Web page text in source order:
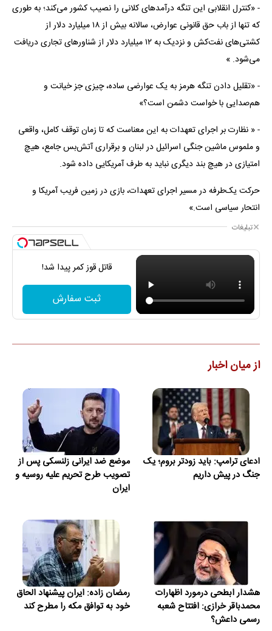
- «کنترل انقلابی این تنگه درآمدهای کلانی را نصیب کشور می‌کند؛ به طوری
که تنها از باب حق قانونی عوارض، سالانه بیش از ۱۸ میلیارد دلار از
کشتی‌های نفت‌کش و نزدیک به ۱۲ میلیارد دلار از شناورهای تجاری دریافت
می‌شود. »
- «تقلیل دادن تنگه هرمز به یک عوارضی ساده، چیزی جز خیانت و
هم‌صدایی با خواست دشمن است؟»
- « نظارت بر اجرای تعهدات به این معناست که تا زمان توقف کامل، واقعی
و ملموس ماشین جنگی اسرائیل در لبنان و برقراری آتش‌بس جامع، هیچ
امتیازی در هیچ بند دیگری نباید به طرف آمریکایی داده شود.
حرکت یک‌طرفه در مسیر اجرای تعهدات، بازی در زمین فریب آمریکا و
انتحار سیاسی است.»
تبلیغات
قاتل قوز کمر پیدا شد!
ثبت سفارش
از میان اخبار
ادعای ترامپ: باید زودتر بروم؛ یک
جنگ در پیش داریم
موضع ضد ایرانی زلنسکی پس از
تصویب طرح تحریم علیه روسیه و
ایران
هشدار ابطحی درمورد اظهارات
محمدباقر خرازی: افتتاح شعبه
رسمی داعش؟
رمضان زاده: ایران پیشنهاد الحاق
خود به توافق مکه را مطرح کند